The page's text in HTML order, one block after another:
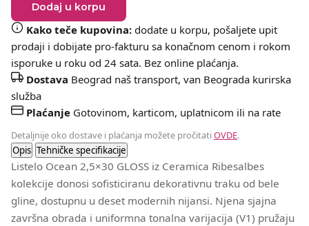
Dodaj u korpu
Kako teče kupovina: dodate u korpu, pošaljete upit
prodaji i dobijate pro-fakturu sa konačnom cenom i rokom
isporuke u roku od 24 sata. Bez online plaćanja.
Dostava Beograd naš transport, van Beograda kurirska
služba
Plaćanje Gotovinom, karticom, uplatnicom ili na rate
Detaljnije oko dostave i plaćanja možete pročitatiOVDE.
Opis Tehničke specifikacije
Listelo Ocean 2,5×30 GLOSS iz Ceramica Ribesalbes
kolekcije donosi sofisticiranu dekorativnu traku od bele
gline, dostupnu u deset modernih nijansi. Njena sjajna
završna obrada i uniformna tonalna varijacija (V1) pružaju